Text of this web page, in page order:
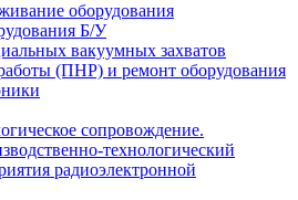
оборудования
Б/У
вакуумных захватов
(ПНР) и ремонт оборудования
сопровождение.
технологический
радиоэлектронной